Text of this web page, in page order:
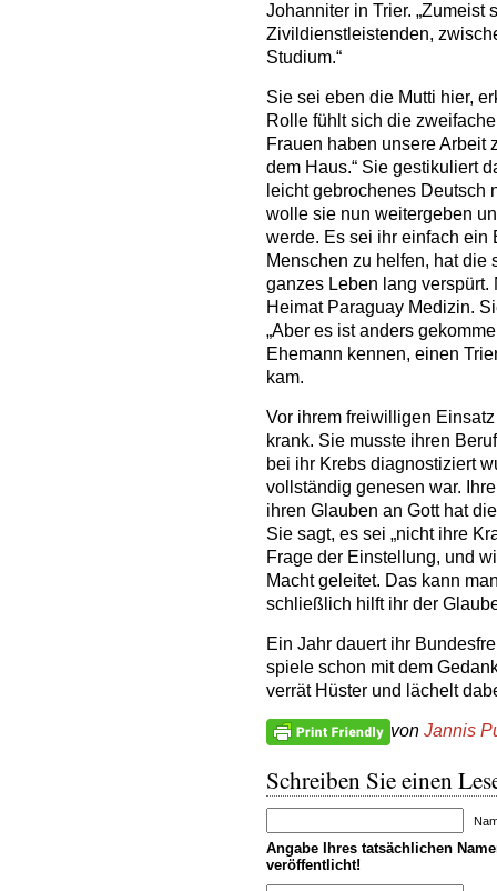
Johanniter in Trier. „Zumeist
Zivildienstleistenden,
Studium.“
Sie sei eben die Mutti hier,
Rolle fühlt sich die
Frauen haben unsere Arbeit
dem Haus.“ Sie gestikuliert
leicht gebrochenes Deutsch
wolle sie nun weitergeben
werde. Es sei ihr einfach ein
Menschen zu helfen, hat
ganzes Leben lang verspürt.
Heimat Paraguay Medizin.
„Aber es ist anders
Ehemann kennen, einen
kam.
Vor ihrem freiwilligen
krank. Sie musste ihren
bei ihr Krebs diagnostiziert
vollständig genesen war.
ihren Glauben an Gott hat
Sie sagt, es sei „nicht ihre
Frage der Einstellung, und
Macht geleitet. Das kann
schließlich hilft ihr der
Ein Jahr dauert ihr
spiele schon mit dem
verrät Hüster und lächelt
von Jannis
Schreiben Sie einen
Angabe Ihres tatsächlichen
veröffentlicht!